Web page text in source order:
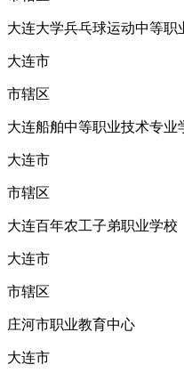
大连大学兵乓球运动中等职
大连市
市辖区
大连船舶中等职业技术专业
大连市
市辖区
大连百年农工子弟职业学校
大连市
市辖区
庄河市职业教育中心
大连市